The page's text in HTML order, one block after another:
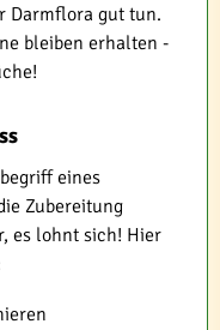
Darmflora gut tun.
bleiben erhalten -
eines
Zubereitung
es lohnt sich! Hier